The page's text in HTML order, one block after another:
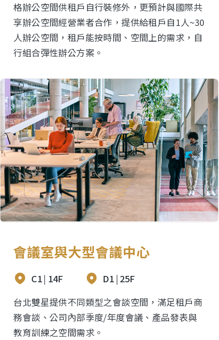
格辦公空間供租戶自行裝修外，更預計與國際共
享辦公空間經營業者合作，提供給租戶自1人~30
人辦公空間，租戶能按時間、空間上的需求，自
行組合彈性辦公方案。
會議室與大型會議中心
C1 | 14F
D1 | 25F
台北雙星提供不同類型之會談空間，滿足租戶商
務會談、公司內部季度/年度會議、產品發表與
教育訓練之空間需求。